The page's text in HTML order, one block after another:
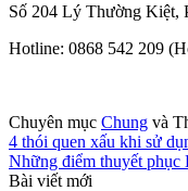
Số 204 Lý Thường Kiệt,
Hotline: 0868 542 209
Chuyên mục Chung và
4 thói quen xấu khi sử
Những điểm thuyết phục
Bài viết mới